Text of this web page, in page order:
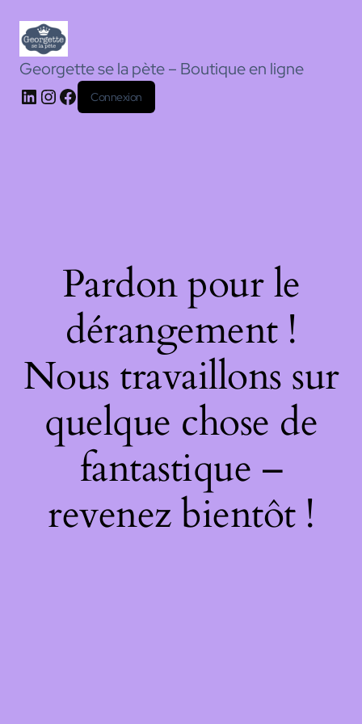
Georgette se la pète – Boutique en ligne
Connexion
Pardon pour le
dérangement !
Nous travaillons sur
quelque chose de
fantastique –
revenez bientôt !